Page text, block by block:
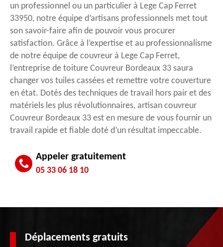
un professionnel ou un particulier à Lege Cap Ferret
33950, notre équipe d’artisans professionnels met tout
son savoir-faire afin de pouvoir vous procurer
satisfaction. Grâce à l’expertise et au professionnalisme
de notre équipe de couvreur à Lege Cap Ferret,
l’entreprise de toiture Couvreur Bordeaux 33 saura
changer vos tuiles cassées et remettre votre couverture
en état. Dotés des techniques de travail hors pair et des
matériels les plus révolutionnaires, artisan couvreur
Couvreur Bordeaux 33 est en mesure de vous fournir un
travail rapide et fiable doté d’un résultat impeccable.
Appeler gratuitement
05 33 06 18 10
Déplacements gratuits